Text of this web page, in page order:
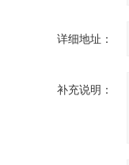
详细地址：
补充说明：